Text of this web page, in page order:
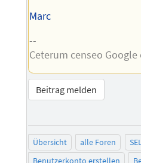
Marc
--
Ceterum censeo
Beitrag melden
Übersicht alle Foren
Benutzerkonto erstellen